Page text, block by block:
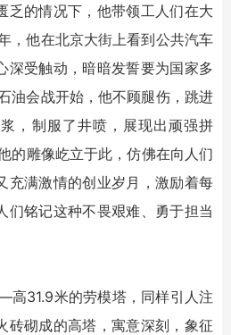
乏的情况下，他带领工人们在大
，他在北京大街上看到公共汽车
深受触动，暗暗发誓要为国家多
油会战开始，他不顾腿伤，跳进
，制服了井喷，展现出顽强拼
的雕像屹立于此，仿佛在向人们
充满激情的创业岁月，激励着每
们铭记这种不畏艰难、勇于担当
31.9米的劳模塔，同样引人注
砖砌成的高塔，寓意深刻，象征